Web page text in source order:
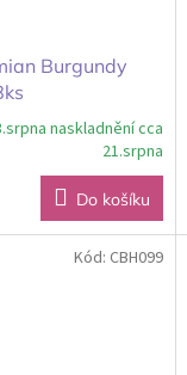
Burgundy
naskladnění cca
21.srpna
Do košíku
Kód: CBH099